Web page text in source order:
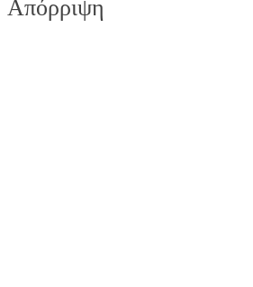
Απόρριψη